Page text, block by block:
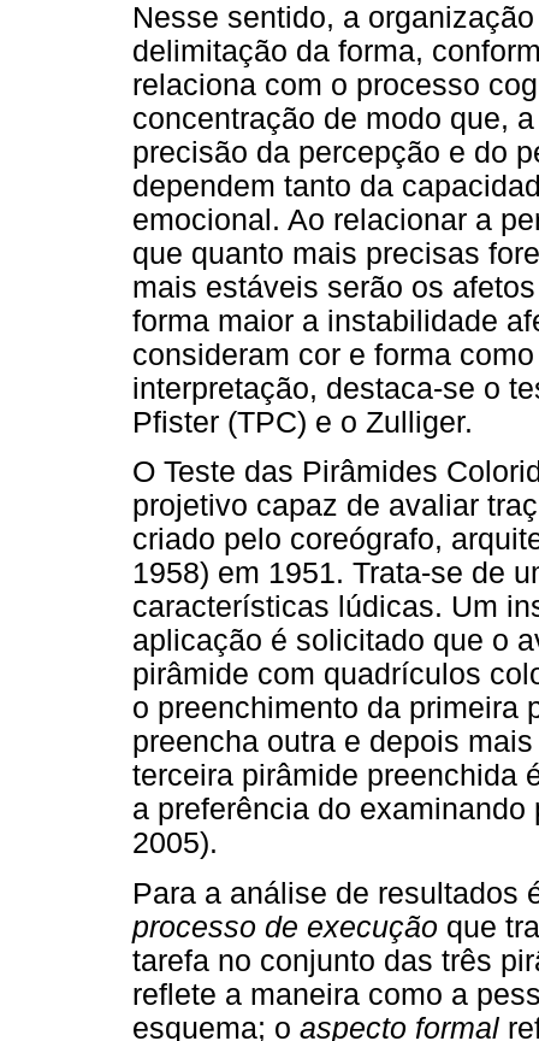
Nesse sentido, a
delimitação da forma,
relaciona com o processo
concentração de modo que,
precisão da percepção e do
dependem tanto da
emocional. Ao relacionar a
que quanto mais precisas
mais estáveis serão os
forma maior a instabilidade
consideram cor e forma
interpretação, destaca-se o
Pfister (TPC) e o Zulliger.
O Teste das Pirâmides
projetivo capaz de avaliar
criado pelo coreógrafo,
1958) em 1951. Trata-se de
características lúdicas. Um
aplicação é solicitado que o
pirâmide com quadrículos
o preenchimento da primeira
preencha outra e depois
terceira pirâmide preenchida
a preferência do
2005).
Para a análise de resultados
processo de execução que
tarefa no conjunto das três
reflete a maneira como a
esquema; o aspecto formal